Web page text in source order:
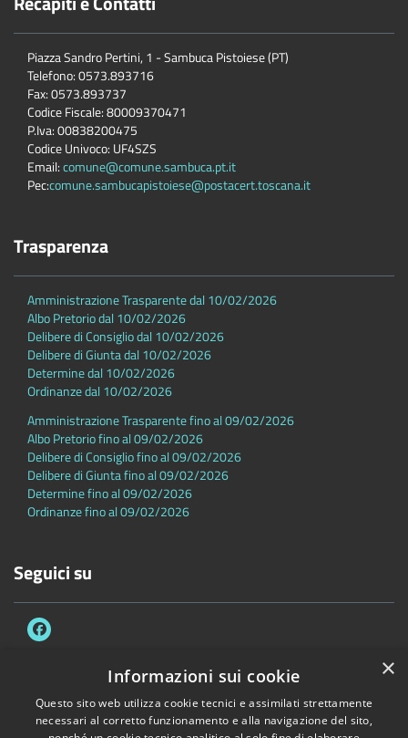
Piazza Sandro Pertini, 1 - Sambuca Pistoiese (PT)
Telefono: 0573.893716
Fax: 0573.893737
Codice Fiscale: 80009370471
P.Iva: 00838200475
Codice Univoco: UF4SZS
Email:comune@comune.sambuca.pt.it
Pec:comune.sambucapistoiese@postacert.toscana.it
Trasparenza
Amministrazione Trasparente dal 10/02/2026
Albo Pretorio dal 10/02/2026
Delibere di Consiglio dal 10/02/2026
Delibere di Giunta dal 10/02/2026
Determine dal 10/02/2026
Ordinanze dal 10/02/2026
Amministrazione Trasparente fino al 09/02/2026
Albo Pretorio fino al 09/02/2026
Delibere di Consiglio fino al 09/02/2026
Delibere di Giunta fino al 09/02/2026
Determine fino al 09/02/2026
Ordinanze fino al 09/02/2026
Seguici su
Accessibilità Privacy Cookie
Mappa del sito
Dichiarazione di accessibilità
×
Informazioni sui cookie
Questo sito web utilizza cookie tecnici e assimilati strettamente
necessari al corretto funzionamento e alla navigazione del sito,